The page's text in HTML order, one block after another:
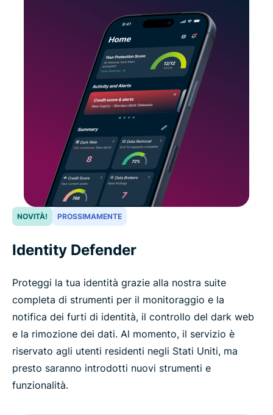
NOVITÀ! PROSSIMAMENTE
Identity Defender
Proteggi la tua identità grazie alla nostra suite
completa di strumenti per il monitoraggio e la
notifica dei furti di identità, il controllo del dark web
e la rimozione dei dati. Al momento, il servizio è
riservato agli utenti residenti negli Stati Uniti, ma
presto saranno introdotti nuovi strumenti e
funzionalità.